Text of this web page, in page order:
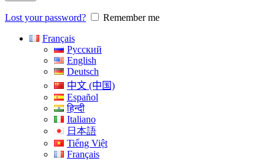
Lost your password?
Remember me
Français
Русский
English
Deutsch
中文 (中国)
Español
हिन्दी
Italiano
日本語
Tiếng Việt
Français